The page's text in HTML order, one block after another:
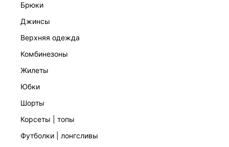
брюки
джинсы
верхняя одежда
комбинезоны
жилеты
юбки
шорты
корсеты | топы
футболки | лонгсливы